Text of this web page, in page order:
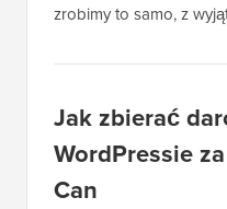
zrobimy to samo, z
Jak zbierać
WordPressie
Can